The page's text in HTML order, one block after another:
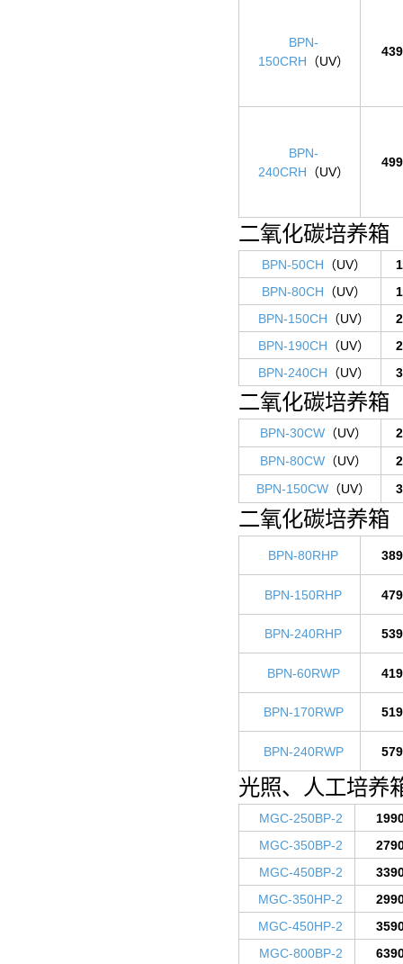
BPN-
150CRH （UV）
BPN-
240CRH （UV）
二氧化碳培养箱
BPN-50CH （UV）
BPN-80CH （UV）
BPN-150CH （UV）
BPN-190CH （UV）
BPN-240CH （UV）
二氧化碳培养箱
BPN-30CW （UV）
BPN-80CW （UV）
BPN-150CW （UV）
二氧化碳培养箱
BPN-80RHP
BPN-150RHP
BPN-240RHP
BPN-60RWP
BPN-170RWP
BPN-240RWP
光照、人工培养
MGC-250BP-2
MGC-350BP-2
MGC-450BP-2
MGC-350HP-2
MGC-450HP-2
MGC-800BP-2